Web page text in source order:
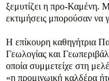
ξεμυτίζει η προ-Καμένη.
εκτιμήσεις μπορούσαν να
Η επίκουρη καθηγήτρια
Γεωλογίας και
οποία συμμετείχε στη
«η προμινωική καλδέρα